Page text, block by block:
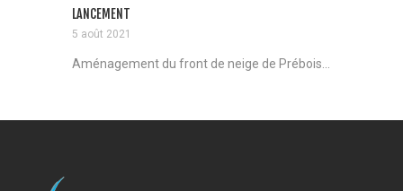
LANCEMENT
5 août 2021
Aménagement du front de neige de Prébois...